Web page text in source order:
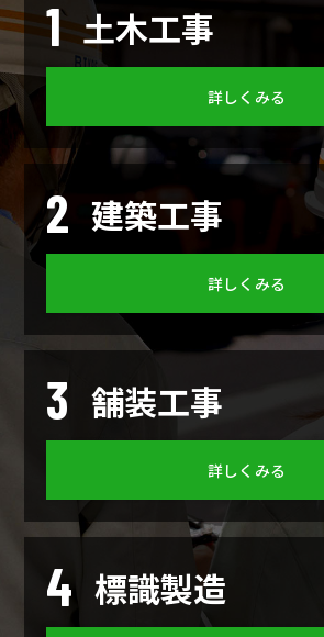
1 土木工事
詳しくみる
2 建築工事
詳しくみる
3 舗装工事
詳しくみる
4 標識製造